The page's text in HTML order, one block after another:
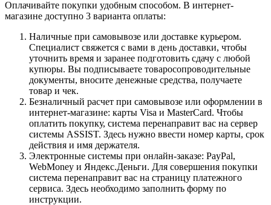
Оплачивайте покупки удобным способом. В интернет-
магазине доступно 3 варианта оплаты:
Наличные при самовывозе или доставке курьером.
Специалист свяжется с вами в день доставки, чтобы
уточнить время и заранее подготовить сдачу с любой
купюры. Вы подписываете товаросопроводительные
документы, вносите денежные средства, получаете
товар и чек.
Безналичный расчет при самовывозе или оформлении в
интернет-магазине: карты Visa и MasterCard. Чтобы
оплатить покупку, система перенаправит вас на сервер
системы ASSIST. Здесь нужно ввести номер карты, срок
действия и имя держателя.
Электронные системы при онлайн-заказе: PayPal,
WebMoney и Яндекс.Деньги. Для совершения покупки
система перенаправит вас на страницу платежного
сервиса. Здесь необходимо заполнить форму по
инструкции.